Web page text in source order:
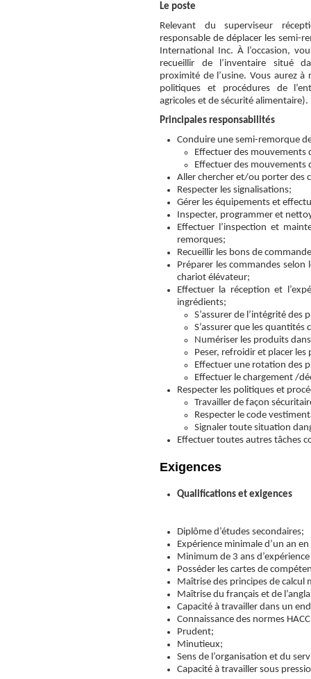
Le poste
Relevant du superviseur
responsable de déplacer les semi-
International Inc. À l’occasion,
recueillir de l’inventaire situé
proximité de l’usine. Vous aurez
politiques et procédures de
agricoles et de sécurité alimentaire).
Principales responsabilités
Conduire une semi-remorque
Effectuer des mouvements
Effectuer des mouvements
Aller chercher et/ou porter des
Respecter les signalisations;
Gérer les équipements et
Inspecter, programmer et
Effectuer l’inspection et
remorques;
Recueillir les bons de
Préparer les commandes selon
chariot élévateur;
Effectuer la réception et
ingrédients;
S’assurer de l’intégrité des
S’assurer que les
Numériser les produits
Peser, refroidir et placer
Effectuer une rotation des
Effectuer le chargement /
Respecter les politiques et
Travailler de façon
Respecter le code
Signaler toute situation
Effectuer toutes autres tâches
Exigences
Qualifications et exigences
Diplôme d’études secondaires;
Expérience minimale d’un an
Minimum de 3 ans
Posséder les cartes de
Maîtrise des principes de calcul
Maîtrise du français et de
Capacité à travailler dans un
Connaissance des normes
Prudent;
Minutieux;
Sens de l’organisation et du
Capacité à travailler sous